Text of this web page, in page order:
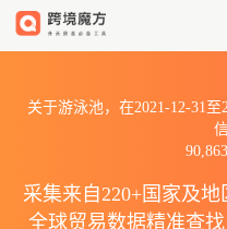
关于游泳池，在2021-12-31
采集来自220+国家及地
全球贸易数据精准查